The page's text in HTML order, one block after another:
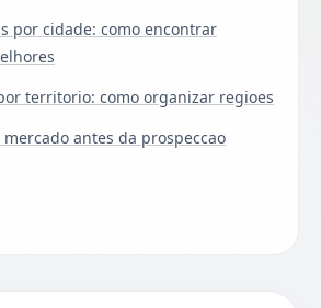
por cidade: como encontrar
territorio: como organizar regioes
antes da prospeccao